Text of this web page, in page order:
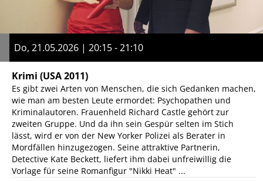
Do, 21.05.2026 | 20:15 - 21:10
Krimi (USA 2011)
Es gibt zwei Arten von Menschen, die sich Gedanken machen,
wie man am besten Leute ermordet: Psychopathen und
Kriminalautoren. Frauenheld Richard Castle gehört zur
zweiten Gruppe. Und da ihn sein Gespür selten im Stich
lässt, wird er von der New Yorker Polizei als Berater in
Mordfällen hinzugezogen. Seine attraktive Partnerin,
Detective Kate Beckett, liefert ihm dabei unfreiwillig die
Vorlage für seine Romanfigur "Nikki Heat" ...